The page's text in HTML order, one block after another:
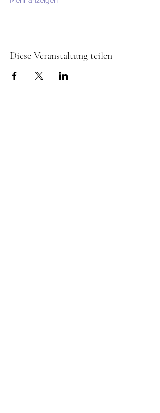
Diese Veranstaltung teilen